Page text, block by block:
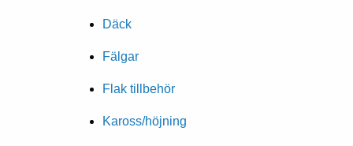
Däck
Fälgar
Flak tillbehör
Kaross/höjning